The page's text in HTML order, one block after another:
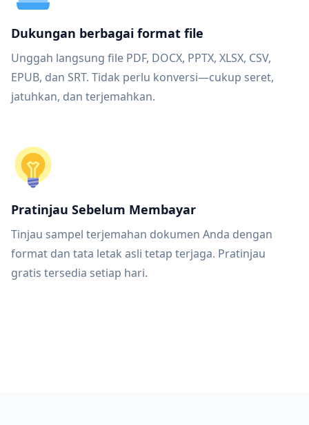
Dukungan berbagai format file
Unggah langsung file PDF, DOCX, PPTX, XLSX, CSV,
EPUB, dan SRT. Tidak perlu konversi—cukup seret,
jatuhkan, dan terjemahkan.
Pratinjau Sebelum Membayar
Tinjau sampel terjemahan dokumen Anda dengan
format dan tata letak asli tetap terjaga. Pratinjau
gratis tersedia setiap hari.